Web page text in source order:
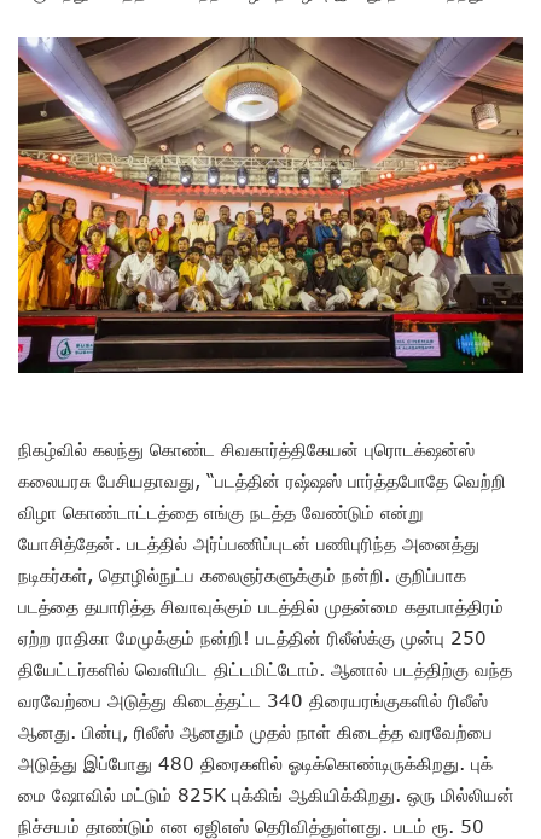
நிகழ்வில் கலந்து கொண்ட சிவகார்த்திகேயன் புரொடக்‌ஷன்ஸ்
கலையரசு பேசியதாவது, “படத்தின் ரஷ்ஷஸ் பார்த்தபோதே வெற்றி
விழா கொண்டாட்டத்தை எங்கு நடத்த வேண்டும் என்று
யோசித்தேன். படத்தில் அர்ப்பணிப்புடன் பணிபுரிந்த அனைத்து
நடிகர்கள், தொழில்நுட்ப கலைஞர்களுக்கும் நன்றி. குறிப்பாக
படத்தை தயாரித்த சிவாவுக்கும் படத்தில் முதன்மை கதாபாத்திரம்
ஏற்ற ராதிகா மேமுக்கும் நன்றி! படத்தின் ரிலீஸ்க்கு முன்பு 250
தியேட்டர்களில் வெளியிட திட்டமிட்டோம். ஆனால் படத்திற்கு வந்த
வரவேற்பை அடுத்து கிடைத்தட்ட 340 திரையரங்குகளில் ரிலீஸ்
ஆனது. பின்பு, ரிலீஸ் ஆனதும் முதல் நாள் கிடைத்த வரவேற்பை
அடுத்து இப்போது 480 திரைகளில் ஓடிக்கொண்டிருக்கிறது. புக்
மை ஷோவில் மட்டும் 825K புக்கிங் ஆகியிக்கிறது. ஒரு மில்லியன்
நிச்சயம் தாண்டும் என ஏஜிஎஸ் தெரிவித்துள்ளது. படம் ரூ. 50